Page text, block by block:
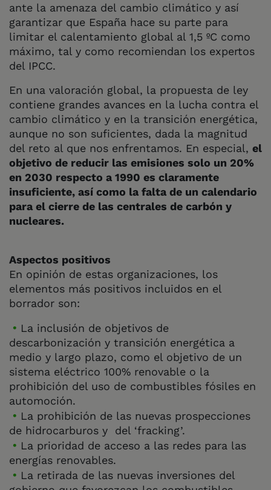
ante la amenaza del cambio climático y así
garantizar que España hace su parte para
limitar el calentamiento global al 1,5 ºC como
máximo, tal y como recomiendan los expertos
del IPCC.
En una valoración global, la propuesta de ley
contiene grandes avances en la lucha contra el
cambio climático y en la transición energética,
aunque no son suficientes, dada la magnitud
del reto al que nos enfrentamos. En especial, el
objetivo de reducir las emisiones solo un 20%
en 2030 respecto a 1990 es claramente
insuficiente, así como la falta de un calendario
para el cierre de las centrales de carbón y
nucleares.
Aspectos positivos
En opinión de estas organizaciones, los
elementos más positivos incluidos en el
borrador son:
La inclusión de objetivos de
descarbonización y transición energética a
medio y largo plazo, como el objetivo de un
sistema eléctrico 100% renovable o la
prohibición del uso de combustibles fósiles en
automoción.
La prohibición de las nuevas prospecciones
de hidrocarburos y del ‘fracking’.
La prioridad de acceso a las redes para las
energías renovables.
La retirada de las nuevas inversiones del